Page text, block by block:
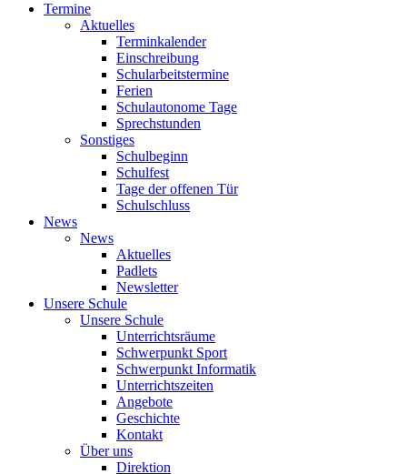
Termine
Aktuelles
Terminkalender
Einschreibung
Schularbeitstermine
Ferien
Schulautonome Tage
Sprechstunden
Sonstiges
Schulbeginn
Schulfest
Tage der offenen Tür
Schulschluss
News
News
Aktuelles
Padlets
Newsletter
Unsere Schule
Unsere Schule
Unterrichtsräume
Schwerpunkt Sport
Schwerpunkt Informatik
Unterrichtszeiten
Angebote
Geschichte
Kontakt
Über uns
Direktion